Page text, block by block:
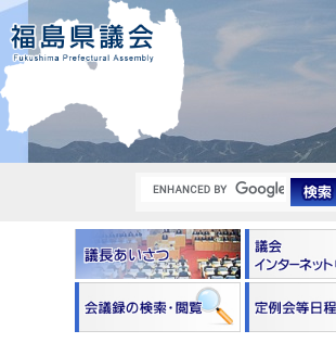
福島県議会